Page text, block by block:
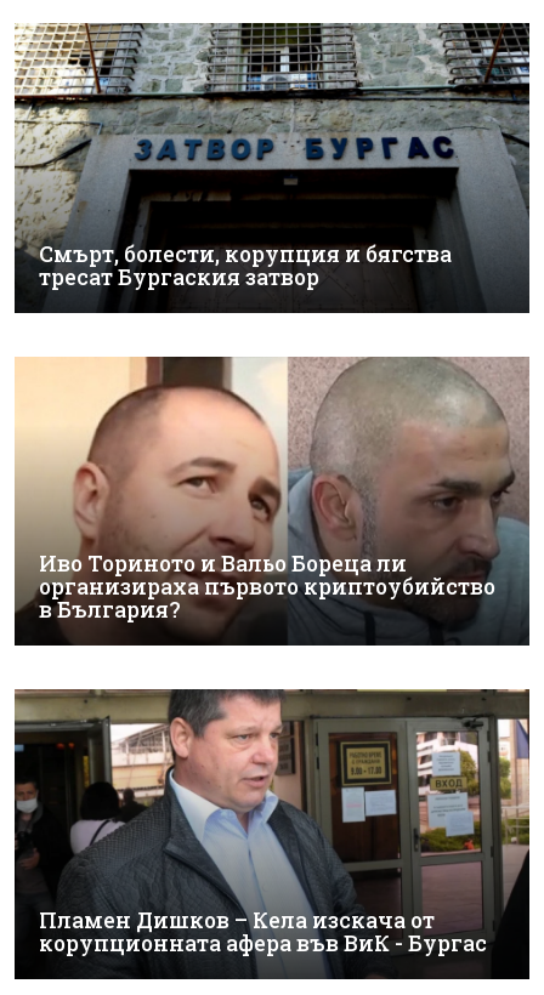
Смърт, болести, корупция и бягства
тресат Бургаския затвор
Иво Ториното и Вальо Бореца ли
организираха първото криптоубийство
в България?
Пламен Дишков – Кела изскача от
корупционната афера във ВиК - Бургас